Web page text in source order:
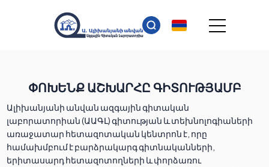
ՓՈԽԵՆՔ ԱՇԽԱՐՀԸ ԳԻՏՈՒԹՅԱՄԲ
Ալիխանյանի անվան ազգային գիտական
լաբորատորիան (ԱԱԳԼ) գիտության և տեխնոլոգիաների
առաջատար հետազոտական կենտրոն է, որը
համախմբում է բարձրակարգ գիտնականների,
երիտասարդ հետազոտողների և փորձառու